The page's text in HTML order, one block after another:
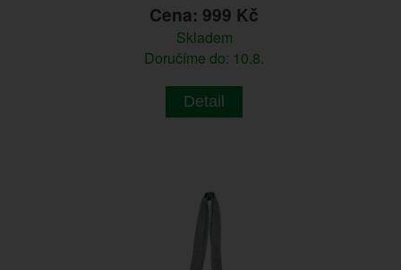
Cena: 999 Kč
Skladem
Doručíme do: 10.8.
Detail